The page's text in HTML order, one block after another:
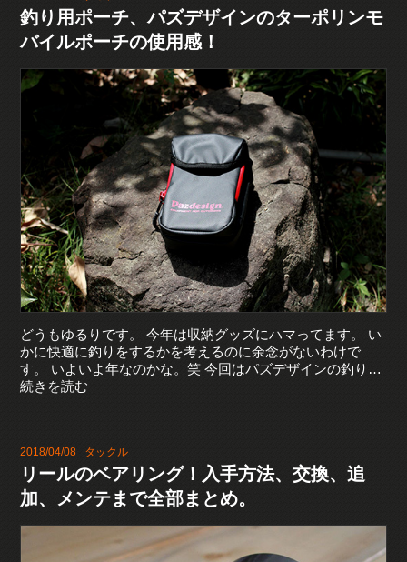
釣り用ポーチ、パズデザインのターポリンモ
バイルポーチの使用感！
どうもゆるりです。 今年は収納グッズにハマってます。 い
かに快適に釣りをするかを考えるのに余念がないわけで
す。 いよいよ年なのかな。笑 今回はパズデザインの釣り…
続きを読む
2018/04/08 タックル
リールのベアリング！入手方法、交換、追
加、メンテまで全部まとめ。